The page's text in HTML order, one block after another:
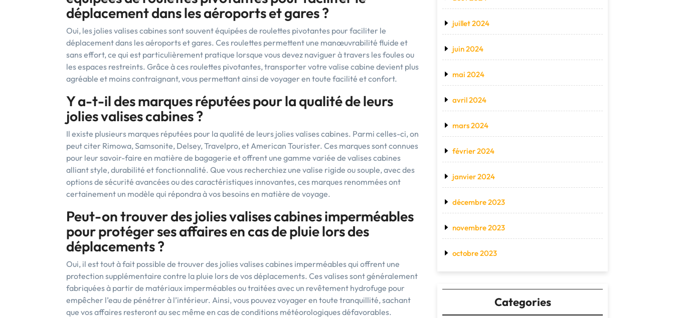
déplacement dans les aéroports et gares ?
Oui, les jolies valises cabines sont souvent équipées de roulettes pivotantes pour faciliter le
déplacement dans les aéroports et gares. Ces roulettes permettent une manœuvrabilité fluide et
sans effort, ce qui est particulièrement pratique lorsque vous devez naviguer à travers les foules ou
les espaces restreints. Grâce à ces roulettes pivotantes, transporter votre valise cabine devient plus
agréable et moins contraignant, vous permettant ainsi de voyager en toute facilité et confort.
Y a-t-il des marques réputées pour la qualité de leurs
jolies valises cabines ?
Il existe plusieurs marques réputées pour la qualité de leurs jolies valises cabines. Parmi celles-ci, on
peut citer Rimowa, Samsonite, Delsey, Travelpro, et American Tourister. Ces marques sont connues
pour leur savoir-faire en matière de bagagerie et offrent une gamme variée de valises cabines
alliant style, durabilité et fonctionnalité. Que vous recherchiez une valise rigide ou souple, avec des
options de sécurité avancées ou des caractéristiques innovantes, ces marques renommées ont
certainement un modèle qui répondra à vos besoins en matière de voyage.
Peut-on trouver des jolies valises cabines imperméables
pour protéger ses affaires en cas de pluie lors des
déplacements ?
Oui, il est tout à fait possible de trouver des jolies valises cabines imperméables qui offrent une
protection supplémentaire contre la pluie lors de vos déplacements. Ces valises sont généralement
fabriquées à partir de matériaux imperméables ou traitées avec un revêtement hydrofuge pour
empêcher l’eau de pénétrer à l’intérieur. Ainsi, vous pouvez voyager en toute tranquillité, sachant
que vos affaires resteront au sec même en cas de conditions météorologiques défavorables.
juillet 2024
juin 2024
mai 2024
avril 2024
mars 2024
février 2024
janvier 2024
décembre 2023
novembre 2023
octobre 2023
Categories